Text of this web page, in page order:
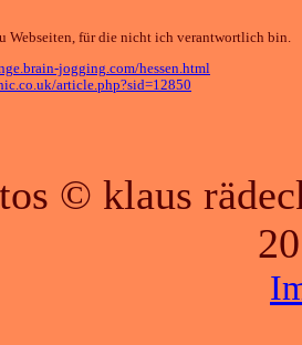
Webseiten, für die nicht ich verantwortlich bin.
jogging.com/hessen.html
article.php?sid=12850
© klaus